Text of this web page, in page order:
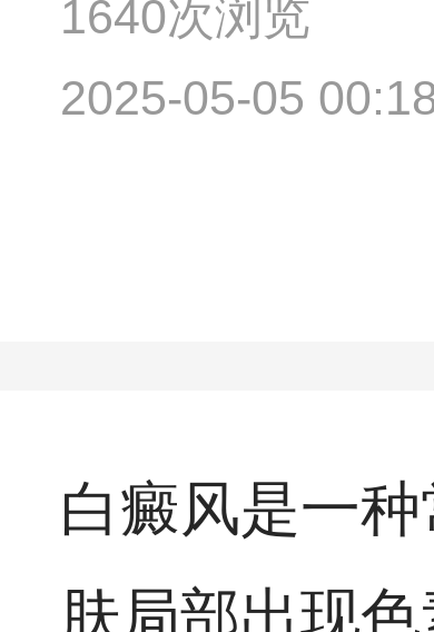
1640次浏览
2025-05-05
白癜风是一
肤局部出现